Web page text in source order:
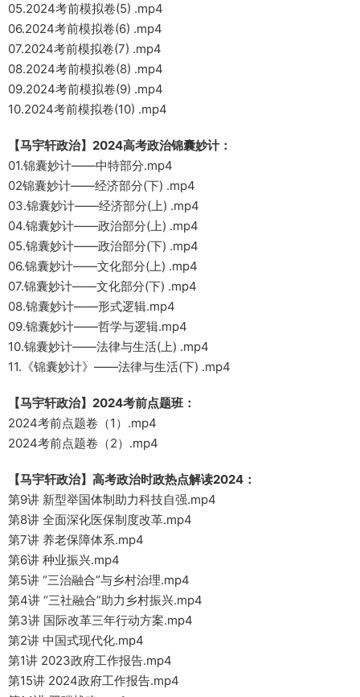
05.2024考前模拟卷(5) .mp4
06.2024考前模拟卷(6) .mp4
07.2024考前模拟卷(7) .mp4
08.2024考前模拟卷(8) .mp4
09.2024考前模拟卷(9) .mp4
10.2024考前模拟卷(10) .mp4
【马宇轩政治】2024高考政治锦囊妙计：
01.锦囊妙计——中特部分.mp4
02锦囊妙计——经济部分(下) .mp4
03.锦囊妙计——经济部分(上) .mp4
04.锦囊妙计——政治部分(上) .mp4
05.锦囊妙计——政治部分(下) .mp4
06.锦囊妙计——文化部分(上) .mp4
07.锦囊妙计——文化部分(下) .mp4
08.锦囊妙计——形式逻辑.mp4
09.锦囊妙计——哲学与逻辑.mp4
10.锦囊妙计——法律与生活(上) .mp4
11.《锦囊妙计》——法律与生活(下) .mp4
【马宇轩政治】2024考前点题班：
2024考前点题卷（1）.mp4
2024考前点题卷（2）.mp4
【马宇轩政治】高考政治时政热点解读2024：
第9讲 新型举国体制助力科技自强.mp4
第8讲 全面深化医保制度改革.mp4
第7讲 养老保障体系.mp4
第6讲 种业振兴.mp4
第5讲 “三治融合”与乡村治理.mp4
第4讲 “三社融合”助力乡村振兴.mp4
第3讲 国际改革三年行动方案.mp4
第2讲 中国式现代化.mp4
第1讲 2023政府工作报告.mp4
第15讲 2024政府工作报告.mp4